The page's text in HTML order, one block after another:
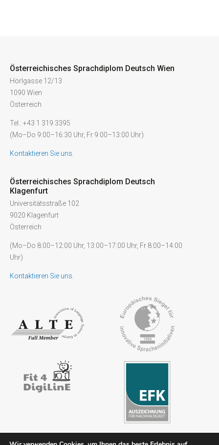
Österreichisches Sprachdiplom Deutsch Wien
Hörlgasse 12/13
1090 Wien
Österreich
Tel.: +43 1 319 3395
(Mo–Do 9:00–16:30 Uhr, Fr 9:00–13:00 Uhr)
Kontaktieren Sie uns.
Österreichisches Sprachdiplom Deutsch
Klagenfurt
Universitätsstraße 102
9020 Klagenfurt
Österreich
(Mo–Do 8:00–12:00 Uhr, 13:00–17:00 Uhr, Fr 8:00–14:00
Uhr)
Kontaktieren Sie uns.